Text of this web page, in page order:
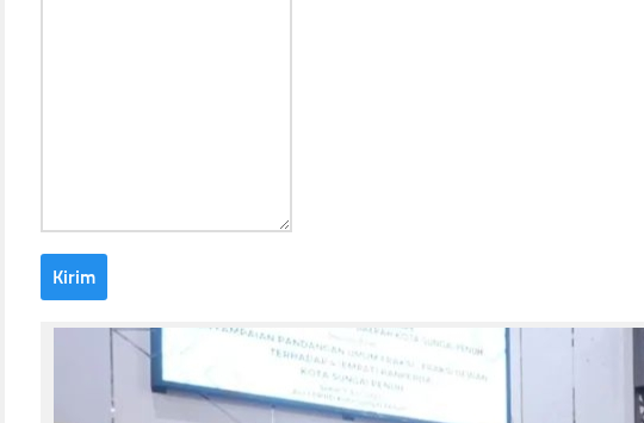
Kirim
Kasus Secara